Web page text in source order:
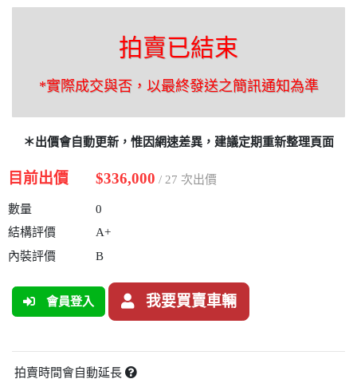
拍賣已結束
*實際成交與否，以最終發送之簡訊通知為準
＊出價會自動更新，惟因網速差異，建議定期重新整理頁面
目前出價 $336,000 / 27 次出價
數量
0
結構評價
A+
內裝評價
B
會員登入 我要買賣車輛
拍賣時間會自動延長